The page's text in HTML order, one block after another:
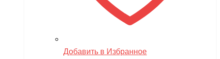
Добавить в Избранное